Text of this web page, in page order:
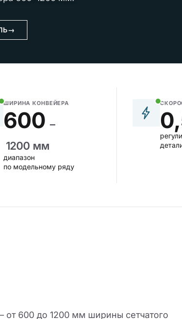
→
ШИРИНА КОНВЕЙЕРА
600 –
1200 мм
диапазон
по модельному ряду
600 до 1200 мм ширины сетчатого